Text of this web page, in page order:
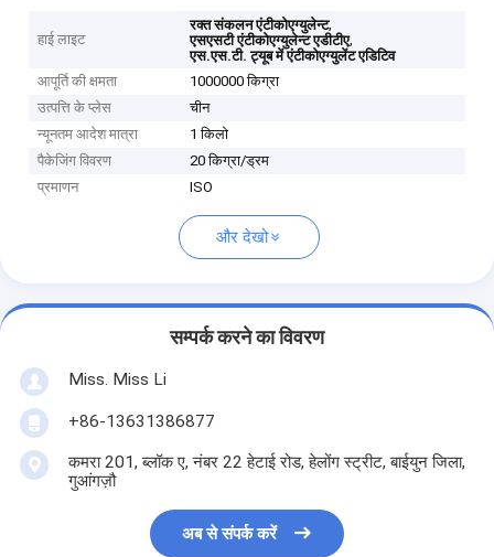
हाई लाइट
रक्त संकलन एंटीकोएग्युलेन्ट,
एसएसटी एंटीकोएग्युलेन्ट एडीटीए,
एस.एस.टी. ट्यूब में एंटीकोएग्युलेंट एडिटिव
आपूर्ति की क्षमता
1000000 किग्रा
उत्पत्ति के प्लेस
चीन
न्यूनतम आदेश मात्रा
1 किलो
पैकेजिंग विवरण
20 किग्रा/ड्रम
प्रमाणन
ISO
और देखो
सम्पर्क करने का विवरण
Miss. Miss Li
+86-13631386877
कमरा 201, ब्लॉक ए, नंबर 22 हेटाई रोड, हेलोंग स्ट्रीट, बाईयुन जिला,
गुआंगज़ौ
अब से संपर्क करें